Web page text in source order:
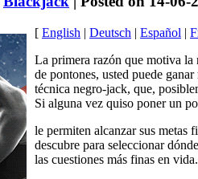
[ English | Deutsch | Español |
La primera razón que motiva la
de pontones, usted puede
técnica negro-jack, que,
Si alguna vez quiso poner un
le permiten alcanzar sus metas
descubre para seleccionar
las cuestiones más finas en vida.